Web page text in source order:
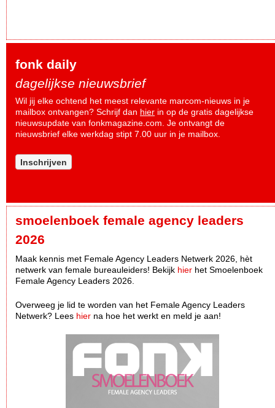
fonk daily
dagelijkse nieuwsbrief
Wil jij elke ochtend het meest relevante marcom-nieuws in je
mailbox ontvangen? Schrijf dan hier in op de gratis dagelijkse
nieuwsupdate van fonkmagazine.com. Je ontvangt de
nieuwsbrief elke werkdag stipt 7.00 uur in je mailbox.
Inschrijven
smoelenboek female agency leaders
2026
Maak kennis met Female Agency Leaders Netwerk 2026, hèt
netwerk van female bureauleiders! Bekijk hier het Smoelenboek
Female Agency Leaders 2026.
Overweeg je lid te worden van het Female Agency Leaders
Netwerk? Lees hier na hoe het werkt en meld je aan!